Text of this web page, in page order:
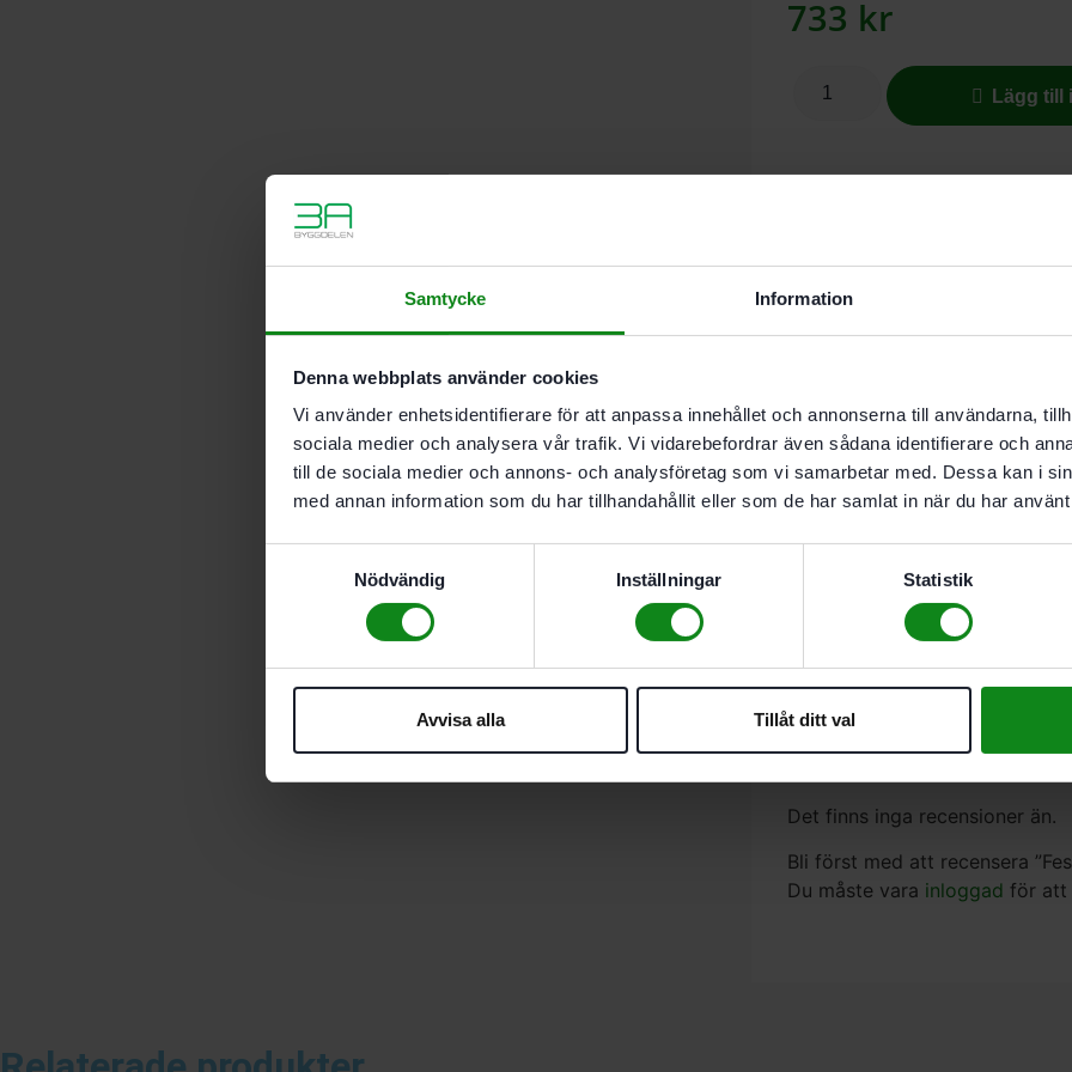
Samtycke Information
Denna webbplats använder cookies
Vi använder enhetsidentifierare för att anpassa innehållet och annonserna till användarna,
sociala medier och analysera vår trafik. Vi vidarebefordrar även sådana identifierare och
till de sociala medier och annons- och analysföretag som vi samarbetar med. Dessa kan i
med annan information som du har tillhandahållit eller som de har samlat in när du har
Nödvändig
Inställningar Statistik
Avvisa alla Tillåt ditt val
733 kr
Lägg till
För ett perfekt
slipeffekt och hållbart
användningsmöjligheter.
För abrasiva material
Håller länge
Heltäckande utsug
Passar till. DTS 400. DTSC
Det finns inga recensioner än.
Bli först med att recensera
Du måste vara inloggad för att